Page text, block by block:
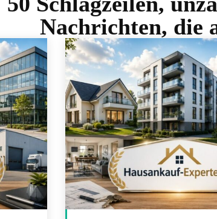
Nachrichten, die